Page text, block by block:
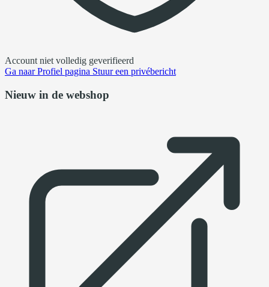
Account niet volledig geverifieerd
Ga naarProfiel pagina Stuur een privébericht
Nieuw in de webshop